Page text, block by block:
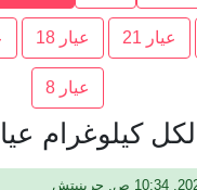
عيار 21 عيار 18
عيار 8
كيلوغرام عيار